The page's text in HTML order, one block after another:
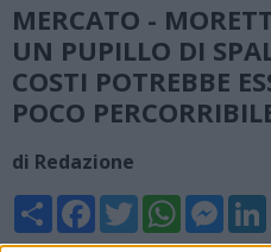
MERCATO -
UN PUPILLO DI
COSTI POTREBBE
POCO
di Redazione
Share FacebookTwitterWhatsApp